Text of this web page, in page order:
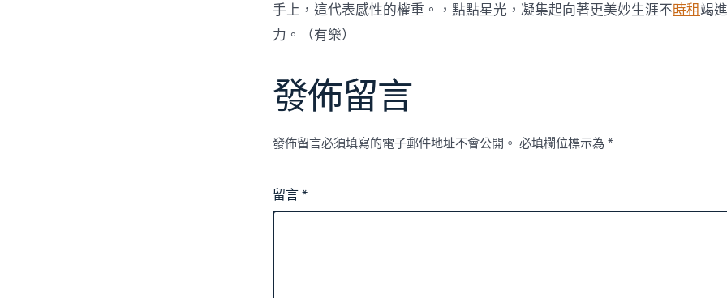
手上，這代表感性的權重。，點點星光，凝集起向著更美妙生涯不時租竭
力。（有樂）
發佈留言
發佈留言必須填寫的電子郵件地址不會公開。 必填欄位標示為 *
留言*